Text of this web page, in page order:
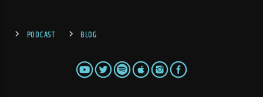
PODCAST BLOG